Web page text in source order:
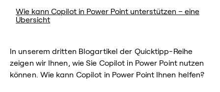
Wie kann Copilot in Power Point unterstützen – eine
Übersicht
In unserem dritten Blogartikel der Quicktipp-Reihe
zeigen wir Ihnen, wie Sie Copilot in Power Point nutzen
können. Wie kann Copilot in Power Point Ihnen helfen?